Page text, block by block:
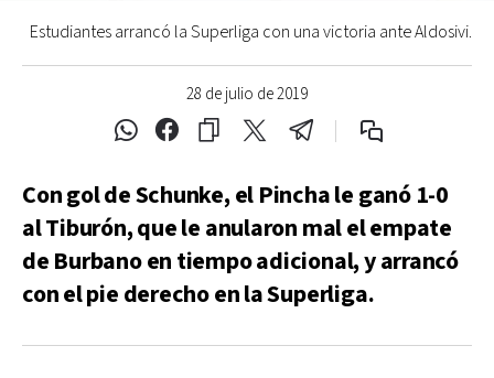
28 de julio de 2019
Estudiantes arrancó la Superliga con una victoria ante Aldosivi.
Con gol de Schunke, el Pincha le ganó 1-0
al Tiburón, que le anularon mal el empate
de Burbano en tiempo adicional, y arrancó
con el pie derecho en la Superliga.